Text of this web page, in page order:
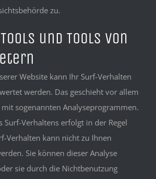
zu.
und Tools von
Website kann Ihr Surf-Verhalten
werden. Das geschieht vor allem
sogenannten Analyseprogrammen.
Surf-Verhaltens erfolgt in der Regel
Verhalten kann nicht zu Ihnen
Sie können dieser Analyse
sie durch die Nichtbenutzung